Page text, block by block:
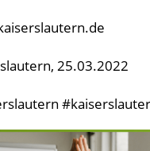
25.03.2022